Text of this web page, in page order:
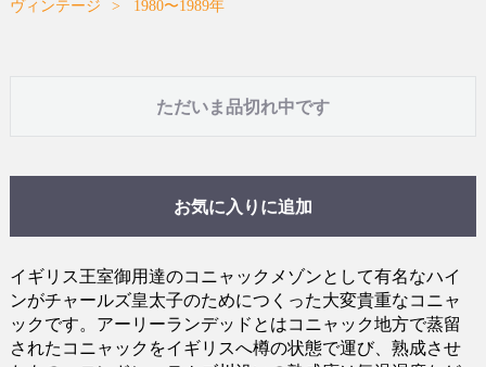
ヴィンテージ
1980〜1989年
ただいま品切れ中です
お気に入りに追加
イギリス王室御用達のコニャックメゾンとして有名なハイ
ンがチャールズ皇太子のためにつくった大変貴重なコニャ
ックです。アーリーランデッドとはコニャック地方で蒸留
されたコニャックをイギリスへ樽の状態で運び、熟成させ